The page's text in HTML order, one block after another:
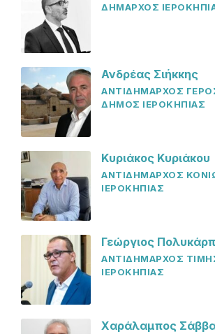
ΔΗΜΑΡΧΟΣ
Ανδρέας Σιήκκης
ΑΝΤΙΔΗΜΑΡΧΟΣ
ΔΗΜΟΣ ΙΕΡΟΚΗΠΙΑΣ
Κυριάκος Κυριάκου
ΑΝΤΙΔΗΜΑΡΧΟΣ
ΙΕΡΟΚΗΠΙΑΣ
Γεώργιος
ΑΝΤΙΔΗΜΑΡΧΟΣ
ΙΕΡΟΚΗΠΙΑΣ
Χαράλαμπος